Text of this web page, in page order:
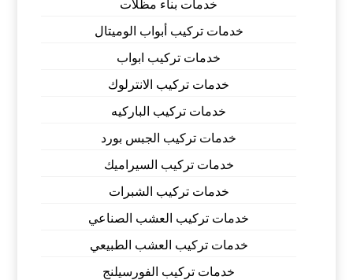
خدمات بناء مظلات
خدمات تركيب أبواب الوميتال
خدمات تركيب ابواب
خدمات تركيب الانترلوك
خدمات تركيب الباركيه
خدمات تركيب الجبس بورد
خدمات تركيب السيراميك
خدمات تركيب الشبرات
خدمات تركيب العشب الصناعي
خدمات تركيب العشب الطبيعي
خدمات تركيب الفورسيلنج